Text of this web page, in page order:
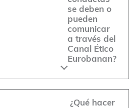
se deben o
pueden
comunicar
a través del
Canal Ético
Eurobanan?
¿Qué hacer